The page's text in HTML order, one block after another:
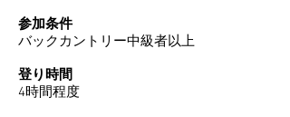
参加条件
バックカントリー中級者以上
登り時間
4時間程度